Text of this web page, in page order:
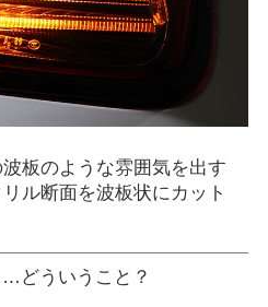
板のような雰囲気を出す
ル断面を波板状にカット
どういうこと？